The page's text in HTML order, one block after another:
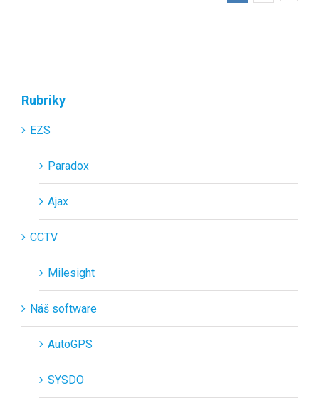
Rubriky
EZS
Paradox
Ajax
CCTV
Milesight
Náš software
AutoGPS
SYSDO